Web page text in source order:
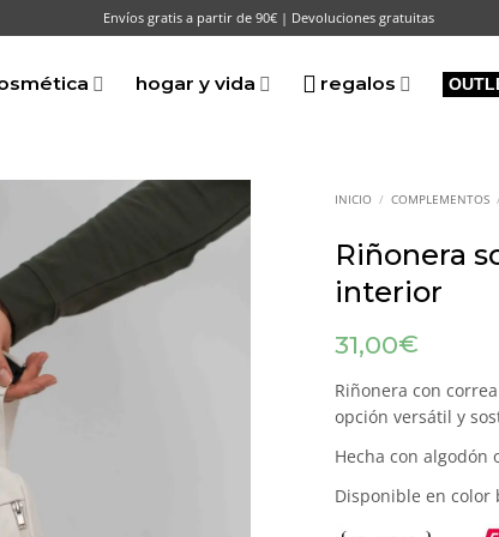
Envíos gratis a partir de 90€ | Devoluciones gratuitas
hogar y vida regalos
INICIO / COMPLEMENTOS
Riñonera
interior
31,00€
Riñonera con
opción versátil y
Hecha con algodón
Disponible en color